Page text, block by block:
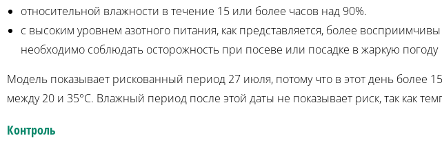
относительной влажности в течение 15 или более часов над 90%.
с высоким уровнем азотного питания, как представляется, более
необходимо соблюдать осторожность при посеве или посадке в жаркую погоду
Модель показывает рискованный период 27 июля, потому что в этот день более
между 20 и 35°C. Влажный период после этой даты не показывает риск, так как
Контроль